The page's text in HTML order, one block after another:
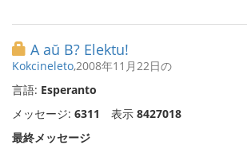
A aŭ B? Elektu!
Kokcineleto,2008年11月22日の
言語: Esperanto
メッセージ: 6311 表示 8427018
最終メッセージ